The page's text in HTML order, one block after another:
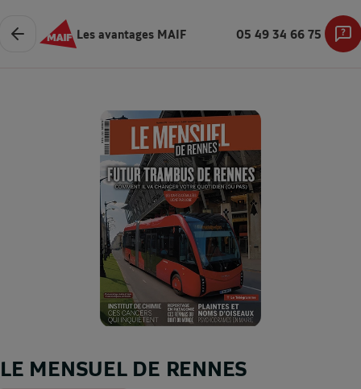
Les avantages MAIF 05 49 34 66 75
LE MENSUEL DE RENNES